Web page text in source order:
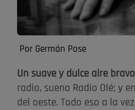
Por Germán Pose
Un suave y dulce aire
radio, suena Radio Olé; y
del oeste. Todo eso a la